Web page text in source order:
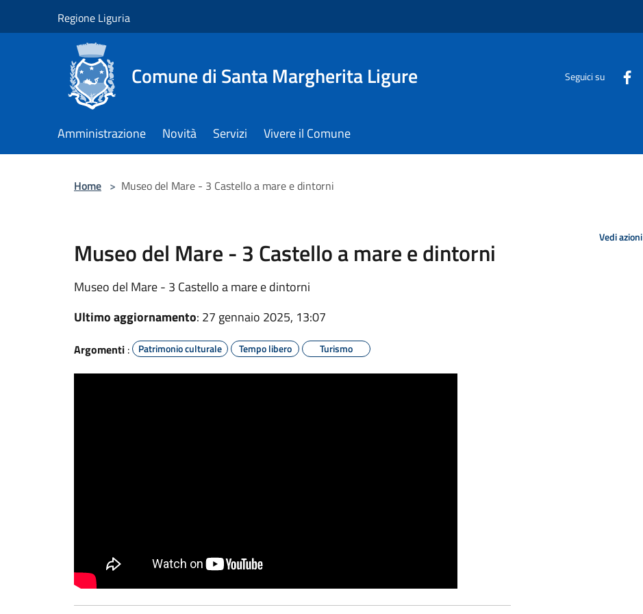
Regione Liguria
Comune di Santa Margherita Ligure Seguici su
Amministrazione Novità Servizi Vivere il Comune
Home > Museo del Mare - 3 Castello a mare e dintorni
Museo del Mare - 3 Castello a mare e dintorni
Museo del Mare - 3 Castello a mare e dintorni
Ultimo aggiornamento: 27 gennaio 2025, 13:07
Argomenti : Patrimonio culturale Tempo libero Turismo
Vedi azioni